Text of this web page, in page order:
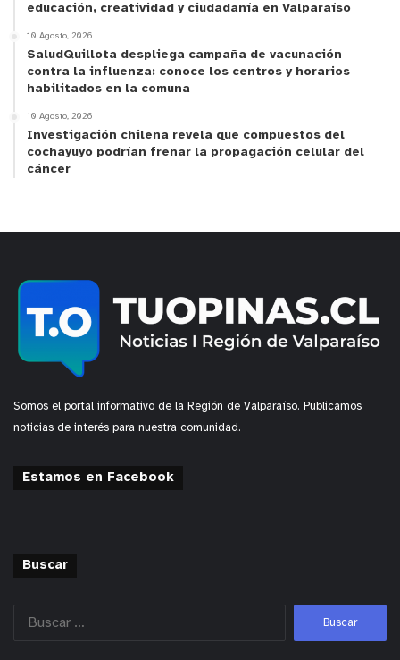
educación, creatividad y ciudadanía en Valparaíso
10 Agosto, 2026
SaludQuillota despliega campaña de vacunación
contra la influenza: conoce los centros y horarios
habilitados en la comuna
10 Agosto, 2026
Investigación chilena revela que compuestos del
cochayuyo podrían frenar la propagación celular del
cáncer
Somos el portal informativo de la Región de Valparaíso. Publicamos
noticias de interés para nuestra comunidad.
Estamos en Facebook
Buscar